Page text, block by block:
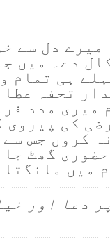
میرے دل سے
دے۔ میں
ہی تمام
تحفہ
میری مدد
کی پیروی
کروں جس
گھٹ
میں
دعا اور